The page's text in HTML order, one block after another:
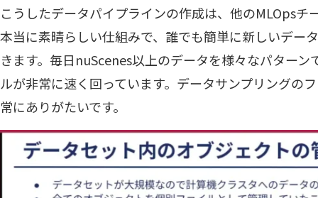
こうしたデータパイプラインの作成は、他のMLOpsチ
本当に素晴らしい仕組みで、誰でも簡単に新しいデー
きます。毎日nuScenes以上のデータを様々なパター
ルが非常に速く回っています。データサンプリングの
常にありがたいです。